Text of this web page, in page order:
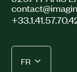
FR